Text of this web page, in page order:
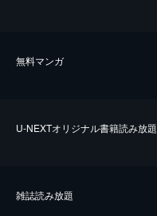
無料マンガ
U-NEXTオリジナル書籍読み放題
雑誌読み放題